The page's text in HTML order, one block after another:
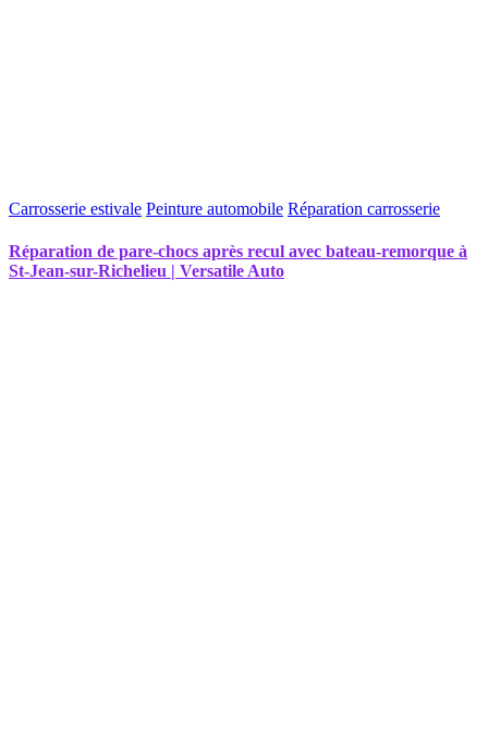
Carrosserie estivale Peinture automobile Réparation carrosserie
Réparation de pare-chocs après recul avec bateau-remorque à
St-Jean-sur-Richelieu | Versatile Auto